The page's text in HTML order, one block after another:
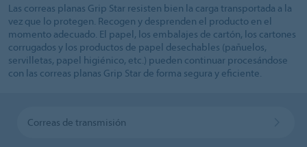
Las correas planas Grip Star resisten bien la carga transportada a la
vez que lo protegen. Recogen y desprenden el producto en el
momento adecuado. El papel, los embalajes de cartón, los cartones
corrugados y los productos de papel desechables (pañuelos,
servilletas, papel higiénico, etc.) pueden continuar procesándose
con las correas planas Grip Star de forma segura y eficiente.
Correas de transmisión